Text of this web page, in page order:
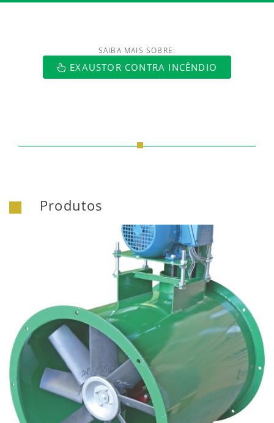
https://www.luftmaxi.com.br/
SAIBA MAIS SOBRE:
EXAUSTOR CONTRA INCÊNDIO
Produtos